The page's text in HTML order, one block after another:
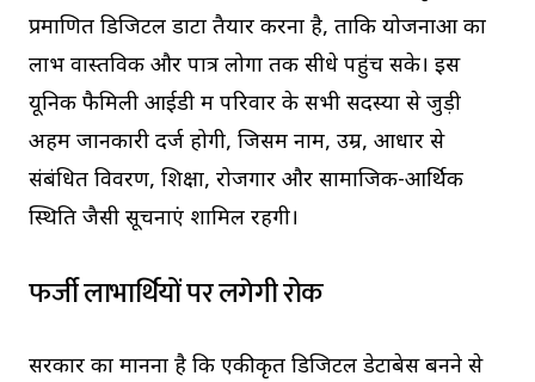
प्रमाणित डिजिटल डाटा तैयार करना है, ताकि योजनाओं का
लाभ वास्तविक और पात्र लोगों तक सीधे पहुंच सके। इस
यूनिक फैमिली आईडी में परिवार के सभी सदस्यों से जुड़ी
अहम जानकारी दर्ज होगी, जिसमें नाम, उम्र, आधार से
संबंधित विवरण, शिक्षा, रोजगार और सामाजिक-आर्थिक
स्थिति जैसी सूचनाएं शामिल रहेंगी।
फर्जी लाभार्थियों पर लगेगी रोक
सरकार का मानना है कि एकीकृत डिजिटल डेटाबेस बनने से